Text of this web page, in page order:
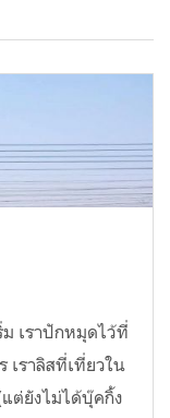
ม เราปักหมุดไว้ที่
เราลิสที่เที่ยวใน
ต่ยังไม่ได้บุ๊คกิ้ง